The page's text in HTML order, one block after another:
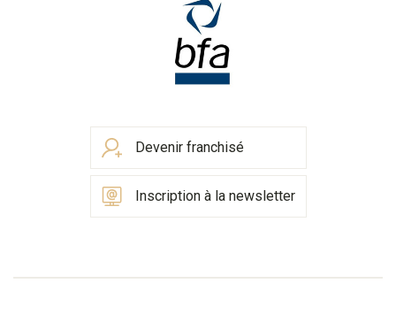
Devenir franchisé
Inscription à la newsletter